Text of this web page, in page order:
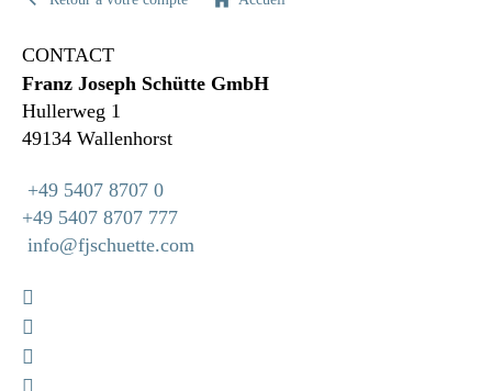
CONTACT
Franz Joseph Schütte GmbH
Hullerweg 1
49134 Wallenhorst
+49 5407 8707 0
+49 5407 8707 777
info@fjschuette.com